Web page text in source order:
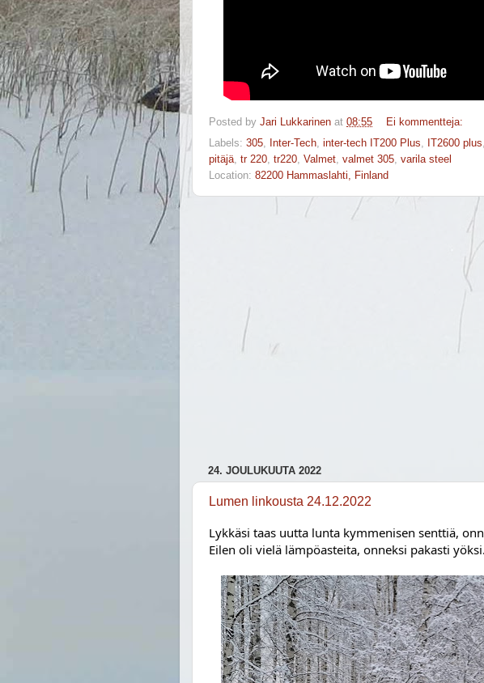
Posted by Jari Lukkarinen at 08:55
Ei kommentteja:
Labels: 305, Inter-Tech, inter-tech IT200 Plus, IT2600 plus,
pitäjä, tr 220, tr220, Valmet, valmet 305, varila steel
Location: 82200 Hammaslahti, Finland
24. JOULUKUUTA 2022
Lumen linkousta 24.12.2022
Lykkäsi taas uutta lunta kymmenisen senttiä,